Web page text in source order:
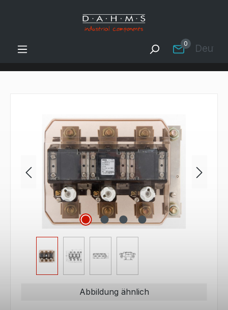
Zum Hauptinhalt springen
0
Bildergalerie überspringen
Abbildung ähnlich